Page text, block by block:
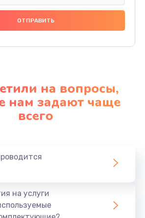
Замена динамика
790 руб.
Заказать
задней крышки
Заказать
на вопросы,
нам задают чаще
всего
на услуги